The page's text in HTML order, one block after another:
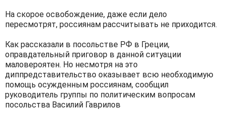
На скорое освобождение, даже если дело
пересмотрят, россиянам рассчитывать не приходится.
Как рассказали в посольстве РФ в Греции,
оправдательный приговор в данной ситуации
маловероятен. Но несмотря на это
диппредставительство оказывает всю необходимую
помощь осужденным россиянам, сообщил
руководитель группы по политическим вопросам
посольства Василий Гаврилов